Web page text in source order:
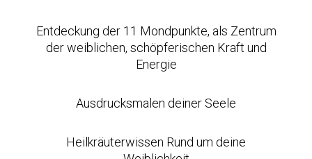
Entdeckung der 11 Mondpunkte, als Zentrum
der weiblichen, schöpferischen Kraft und
Energie
Ausdrucksmalen deiner Seele
Heilkräuterwissen Rund um deine